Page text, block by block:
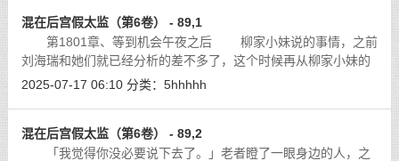
混在后宫假太监（第6卷） - 89,1
第1801章、等到机会午夜之后 柳家小妹说的事情，之前
刘海瑞和她们就已经分析的差不多了，这个时候再从柳家小妹的
嘴里说出来，完全可以肯定这蛋疼小说些天赋神兵会带到那个岛
2025-07-17 06:10 分类： 5hhhhh
混在后宫假太监（第6卷） - 89,2
「我觉得你没必要说下去了。」老者瞪了一眼身边的人，之